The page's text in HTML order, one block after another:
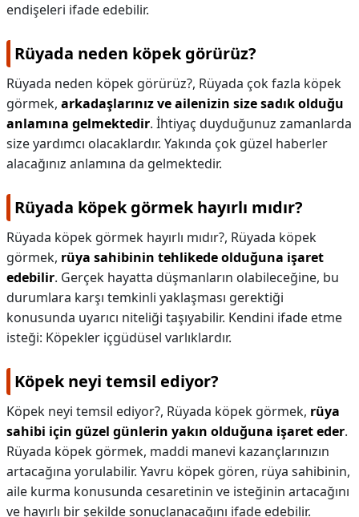
endişeleri ifade edebilir.
Rüyada neden köpek görürüz?
Rüyada neden köpek görürüz?, Rüyada çok fazla köpek
görmek, arkadaşlarınız ve ailenizin size sadık olduğu
anlamına gelmektedir. İhtiyaç duyduğunuz zamanlarda
size yardımcı olacaklardır. Yakında çok güzel haberler
alacağınız anlamına da gelmektedir.
Rüyada köpek görmek hayırlı mıdır?
Rüyada köpek görmek hayırlı mıdır?, Rüyada köpek
görmek, rüya sahibinin tehlikede olduğuna işaret
edebilir. Gerçek hayatta düşmanların olabileceğine, bu
durumlara karşı temkinli yaklaşması gerektiği
konusunda uyarıcı niteliği taşıyabilir. Kendini ifade etme
isteği: Köpekler içgüdüsel varlıklardır.
Köpek neyi temsil ediyor?
Köpek neyi temsil ediyor?, Rüyada köpek görmek, rüya
sahibi için güzel günlerin yakın olduğuna işaret eder.
Rüyada köpek görmek, maddi manevi kazançlarınızın
artacağına yorulabilir. Yavru köpek gören, rüya sahibinin,
aile kurma konusunda cesaretinin ve isteğinin artacağını
ve hayırlı bir şekilde sonuçlanacağını ifade edebilir.